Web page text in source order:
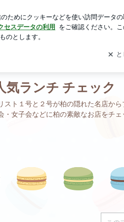
ログイン
ランチ チェック
ト１号と２号が柏の隠れた名店か
女子会などに柏の素敵なお店をチェ